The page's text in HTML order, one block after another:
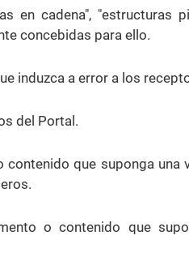
en cadena", "estructuras
concebidas para ello.
induzca a error a los
del Portal.
que suponga una
o contenido que